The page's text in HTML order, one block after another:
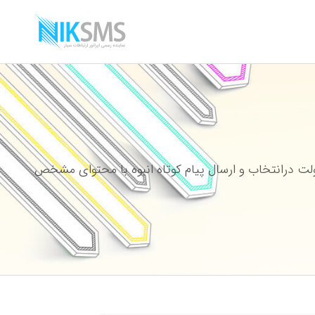
درانتخاب و ارسال پیام کوتاه انبوه با محتوای مشخص